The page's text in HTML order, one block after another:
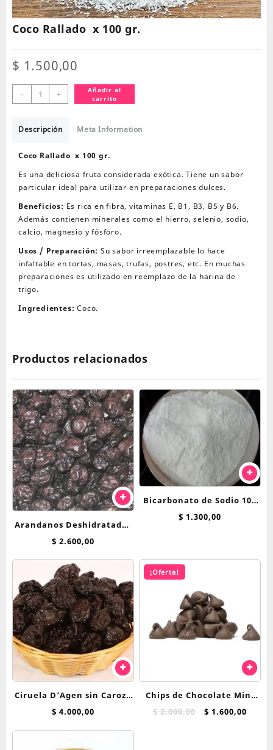
Coco Rallado x 100 gr.
$ 1.500,00
-
Coco
Rallado
100
cantidad
+
Añadir al
carrito
Descripción Meta Information
Coco Rallado x 100 gr.
Es una deliciosa fruta considerada exótica. Tiene un sabor
particular ideal para utilizar en preparaciones dulces.
Beneficios: Es rica en fibra, vitaminas E, B1, B3, B5 y B6.
Además contienen minerales como el hierro, selenio, sodio,
calcio, magnesio y fósforo.
Usos / Preparación: Su sabor irreemplazable lo hace
infaltable en tortas, masas, trufas, postres, etc. En muchas
preparaciones es utilizado en reemplazo de la harina de
trigo.
Ingredientes:Coco.
Productos relacionados
Arandanos Deshidratados
X 100gr Importados
$ 2.600,00
Bicarbonato de Sodio 100
grs
$ 1.300,00
Ciruela D’Agen sin Carozo
Bombon Grande Mejorada
$ 4.000,00
¡Oferta!
Chips de Chocolate Mini
Gotitas Semi Amargas x
$2.000,00
El
$ 1.600,00